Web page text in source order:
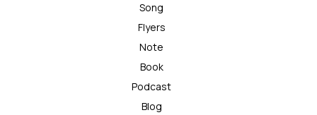
Song
Flyers
Note
Book
Podcast
Blog